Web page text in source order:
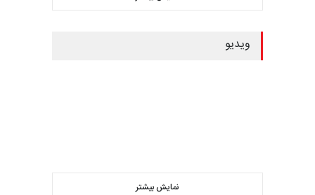
ویدیو
نمایش بیشتر